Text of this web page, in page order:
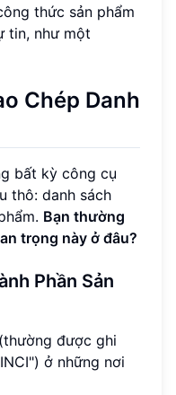
thức sản phẩm
tin, như một
Chép Danh
bất kỳ công cụ
thô: danh sách
Bạn thường
trọng này ở đâu?
Phần Sản
(thường được ghi
ở những nơi